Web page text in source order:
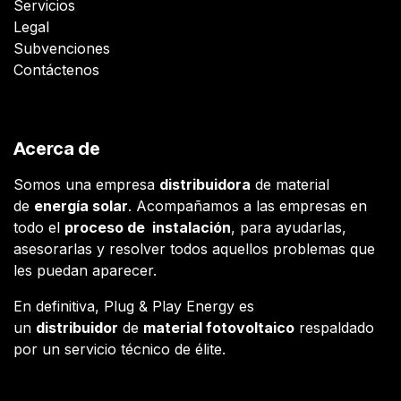
Servicios
Legal
Subvenciones
Contáctenos
Acerca de
Somos una empresa distribuidora de material
de energía solar. Acompañamos a las empresas en
todo el proceso de instalación, para ayudarlas,
asesorarlas y resolver todos aquellos problemas que
les puedan aparecer.
En definitiva, Plug & Play Energy es
un distribuidor de material fotovoltaico respaldado
por un servicio técnico de élite.